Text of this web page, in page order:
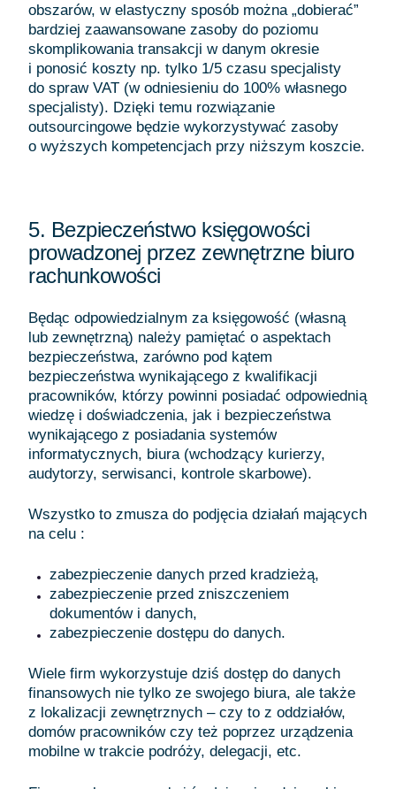
obszarów, w elastyczny sposób można „dobierać”
bardziej zaawansowane zasoby do poziomu
skomplikowania transakcji w danym okresie
i ponosić koszty np. tylko 1/5 czasu specjalisty
do spraw VAT (w odniesieniu do 100% własnego
specjalisty). Dzięki temu rozwiązanie
outsourcingowe będzie wykorzystywać zasoby
o wyższych kompetencjach przy niższym koszcie.
5. Bezpieczeństwo księgowości
prowadzonej przez zewnętrzne biuro
rachunkowości
Będąc odpowiedzialnym za księgowość (własną
lub zewnętrzną) należy pamiętać o aspektach
bezpieczeństwa, zarówno pod kątem
bezpieczeństwa wynikającego z kwalifikacji
pracowników, którzy powinni posiadać odpowiednią
wiedzę i doświadczenia, jak i bezpieczeństwa
wynikającego z posiadania systemów
informatycznych, biura (wchodzący kurierzy,
audytorzy, serwisanci, kontrole skarbowe).
Wszystko to zmusza do podjęcia działań mających
na celu :
zabezpieczenie danych przed kradzieżą,
zabezpieczenie przed zniszczeniem
dokumentów i danych,
zabezpieczenie dostępu do danych.
Wiele firm wykorzystuje dziś dostęp do danych
finansowych nie tylko ze swojego biura, ale także
z lokalizacji zewnętrznych – czy to z oddziałów,
domów pracowników czy też poprzez urządzenia
mobilne w trakcie podróży, delegacji, etc.